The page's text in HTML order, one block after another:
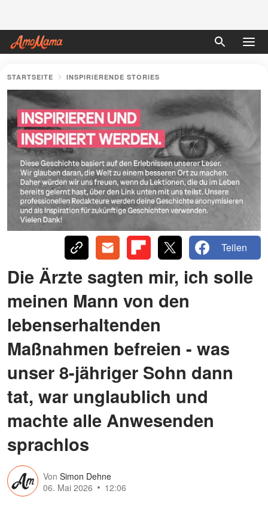
STARTSEITE INSPIRIERENDE STORIES
Teilen
Die Ärzte sagten mir, ich solle
meinen Mann von den
lebenserhaltenden
Maßnahmen befreien - was
unser 8-jähriger Sohn dann
tat, war unglaublich und
machte alle Anwesenden
sprachlos
Von Simon Dehne
06. Mai 2026
12:06